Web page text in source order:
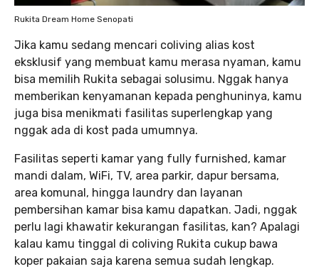
Rukita Dream Home Senopati
Jika kamu sedang mencari coliving alias kost
eksklusif yang membuat kamu merasa nyaman, kamu
bisa memilih Rukita sebagai solusimu. Nggak hanya
memberikan kenyamanan kepada penghuninya, kamu
juga bisa menikmati fasilitas superlengkap yang
nggak ada di kost pada umumnya.
Fasilitas seperti kamar yang fully furnished, kamar
mandi dalam, WiFi, TV, area parkir, dapur bersama,
area komunal, hingga laundry dan layanan
pembersihan kamar bisa kamu dapatkan. Jadi, nggak
perlu lagi khawatir kekurangan fasilitas, kan? Apalagi
kalau kamu tinggal di coliving Rukita cukup bawa
koper pakaian saja karena semua sudah lengkap.